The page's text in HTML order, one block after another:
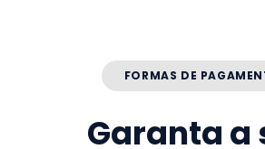
FORMAS DE
Garanta a